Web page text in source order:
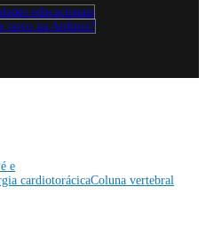
educacionais
novo na Arthrex?
e
cardiotorácicaColuna vertebral